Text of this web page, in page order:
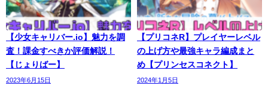
【少女キャリバー.io】魅力を調
査！課金すべきか評価解説！
【じょりばー】
2023年6月15日
【プリコネR】プレイヤーレベル
の上げ方や最強キャラ編成まと
め【プリンセスコネクト】
2024年1月5日